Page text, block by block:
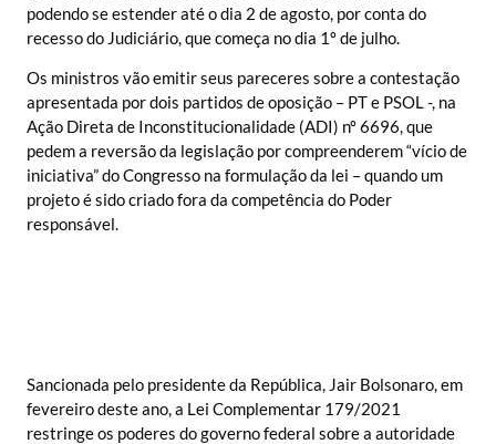
podendo se estender até o dia 2 de agosto, por conta do
recesso do Judiciário, que começa no dia 1º de julho.
Os ministros vão emitir seus pareceres sobre a contestação
apresentada por dois partidos de oposição – PT e PSOL -, na
Ação Direta de Inconstitucionalidade (ADI) nº 6696, que
pedem a reversão da legislação por compreenderem “vício de
iniciativa” do Congresso na formulação da lei – quando um
projeto é sido criado fora da competência do Poder
responsável.
Sancionada pelo presidente da República, Jair Bolsonaro, em
fevereiro deste ano, a Lei Complementar 179/2021
restringe os poderes do governo federal sobre a autoridade